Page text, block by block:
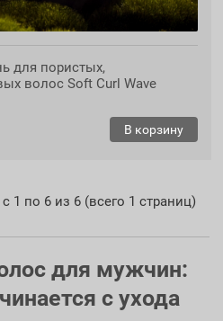
для пористых,
волос Soft Curl Wave
В корзину
1 по 6 из 6 (всего 1 страниц)
для мужчин:
с ухода